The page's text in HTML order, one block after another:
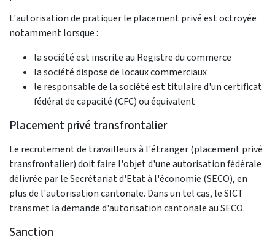
L'autorisation de pratiquer le placement privé est octroyée
notamment lorsque :
la société est inscrite au Registre du commerce
la société dispose de locaux commerciaux
le responsable de la société est titulaire d'un certificat
fédéral de capacité (CFC) ou équivalent
Placement privé transfrontalier
Le recrutement de travailleurs à l'étranger (placement privé
transfrontalier) doit faire l'objet d'une autorisation fédérale
délivrée par le Secrétariat d'Etat à l'économie (SECO), en
plus de l'autorisation cantonale. Dans un tel cas, le SICT
transmet la demande d'autorisation cantonale au SECO.
Sanction